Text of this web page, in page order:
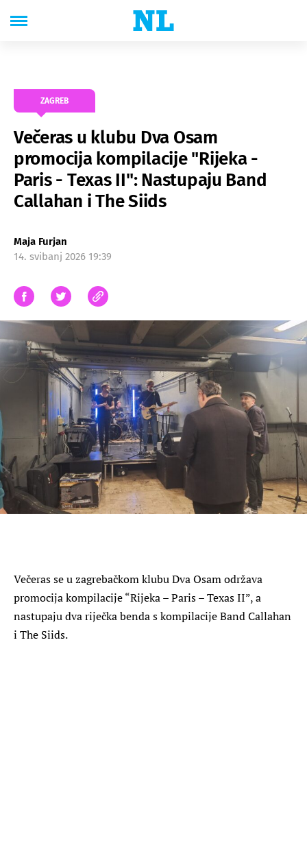
ZAGREB
Večeras u klubu Dva Osam
promocija kompilacije "Rijeka -
Paris - Texas II": Nastupaju Band
Callahan i The Siids
Maja Furjan
14. svibanj 2026 19:39
Večeras se u zagrebačkom klubu Dva Osam održava
promocija kompilacije “Rijeka – Paris – Texas II”, a
nastupaju dva riječka benda s kompilacije Band Callahan
i The Siids.